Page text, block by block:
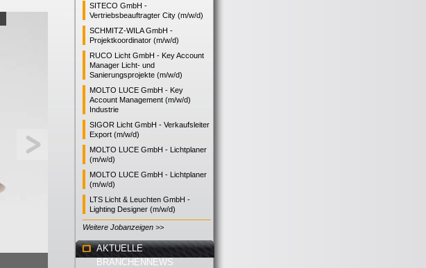
SITECO GmbH -
Vertriebsbeauftragter City (m/w/d)
SCHMITZ-WILA GmbH -
Projektkoordinator (m/w/d)
RUCO Licht GmbH - Key Account
Manager Licht- und
Sanierungsprojekte (m/w/d)
MOLTO LUCE GmbH - Key
Account Management (m/w/d)
Industrie
SIGOR Licht GmbH - Verkaufsleiter
Export (m/w/d)
MOLTO LUCE GmbH - Lichtplaner
(m/w/d)
MOLTO LUCE GmbH - Lichtplaner
(m/w/d)
LTS Licht & Leuchten GmbH -
Lighting Designer (m/w/d)
Weitere Jobanzeigen >>
AKTUELLE
BRANCHENNEWS